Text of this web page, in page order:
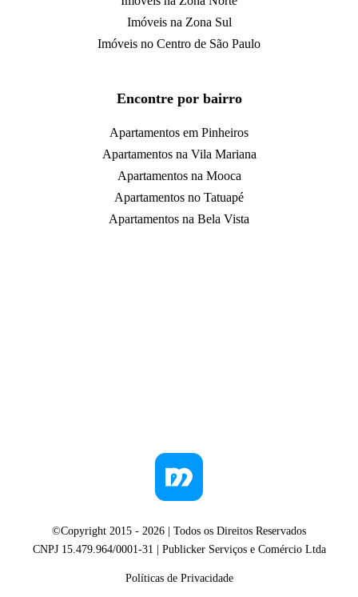
Imóveis na Zona Sul
Imóveis no Centro de São Paulo
Encontre por bairro
Apartamentos em Pinheiros
Apartamentos na Vila Mariana
Apartamentos na Mooca
Apartamentos no Tatuapé
Apartamentos na Bela Vista
©Copyright 2015 - 2026 | Todos os Direitos Reservados
CNPJ 15.479.964/0001-31 | Publicker Serviços e Comércio Ltda
Políticas de Privacidade